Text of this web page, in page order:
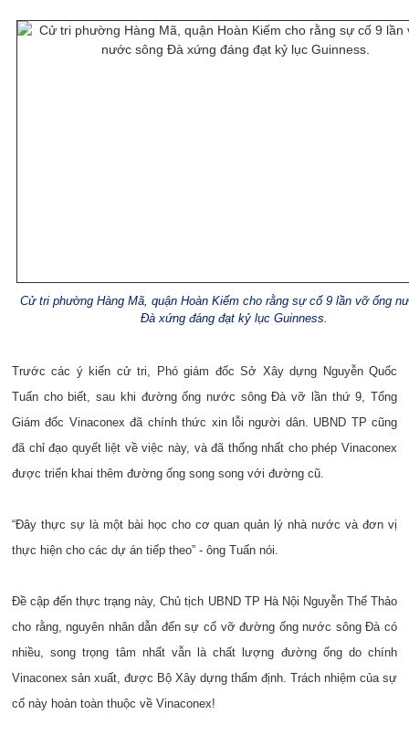
Cử tri phường Hàng Mã, quận Hoàn Kiếm cho rằng sự cố 9 lần vỡ ống
Đà xứng đáng đạt kỷ lục Guinness.
Trước các ý kiến cử tri, Phó giám đốc Sở Xây dựng Nguyễn Quốc
Tuấn cho biết, sau khi đường ống nước sông Đà vỡ lần thứ 9, Tổng
Giám đốc Vinaconex đã chính thức xin lỗi người dân. UBND TP cũng
đã chỉ đạo quyết liệt về việc này, và đã thống nhất cho phép Vinaconex
được triển khai thêm đường ống song song với đường cũ.
“Đây thực sự là một bài học cho cơ quan quản lý nhà nước và đơn vị
thực hiện cho các dự án tiếp theo” - ông Tuấn nói.
Đề cập đến thực trạng này, Chủ tịch UBND TP Hà Nội Nguyễn Thế Thảo
cho rằng, nguyên nhân dẫn đến sự cố vỡ đường ống nước sông Đà có
nhiều, song trọng tâm nhất vẫn là chất lượng đường ống do chính
Vinaconex sản xuất, được Bộ Xây dựng thẩm định. Trách nhiệm của sự
cố này hoàn toàn thuộc về Vinaconex!